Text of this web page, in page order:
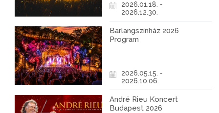
2026.01.18. -
2026.12.30.
Barlangszínház 2026
Program
2026.05.15. -
2026.10.06.
André Rieu Koncert
Budapest 2026